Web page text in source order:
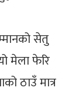
सेतु
मेला फेरि
ठाउँ मात्र